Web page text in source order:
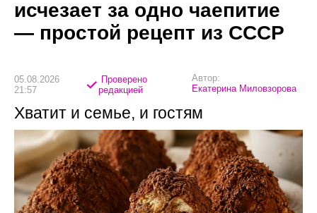
исчезает за одно чаепитие
— простой рецепт из СССР
05.08.2026
21:57
Проверено
редакцией
Автор:
Екатерина Миловзорова
Хватит и семье, и гостям